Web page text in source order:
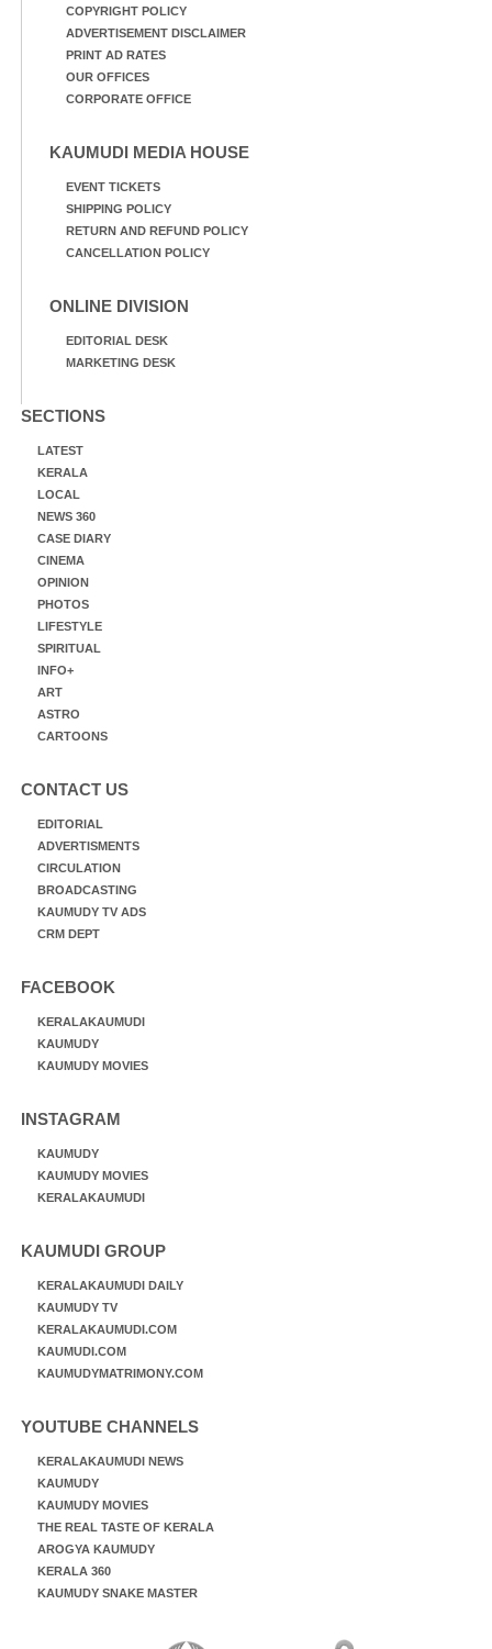
COPYRIGHT POLICY
ADVERTISEMENT DISCLAIMER
PRINT AD RATES
OUR OFFICES
CORPORATE OFFICE
KAUMUDI MEDIA HOUSE
EVENT TICKETS
SHIPPING POLICY
RETURN AND REFUND POLICY
CANCELLATION POLICY
ONLINE DIVISION
EDITORIAL DESK
MARKETING DESK
SECTIONS
LATEST
KERALA
LOCAL
NEWS 360
CASE DIARY
CINEMA
OPINION
PHOTOS
LIFESTYLE
SPIRITUAL
INFO+
ART
ASTRO
CARTOONS
CONTACT US
EDITORIAL
ADVERTISMENTS
CIRCULATION
BROADCASTING
KAUMUDY TV ADS
CRM DEPT
FACEBOOK
KERALAKAUMUDI
KAUMUDY
KAUMUDY MOVIES
INSTAGRAM
KAUMUDY
KAUMUDY MOVIES
KERALAKAUMUDI
KAUMUDI GROUP
KERALAKAUMUDI DAILY
KAUMUDY TV
KERALAKAUMUDI.COM
KAUMUDI.COM
KAUMUDYMATRIMONY.COM
YOUTUBE CHANNELS
KERALAKAUMUDI NEWS
KAUMUDY
KAUMUDY MOVIES
THE REAL TASTE OF KERALA
AROGYA KAUMUDY
KERALA 360
KAUMUDY SNAKE MASTER